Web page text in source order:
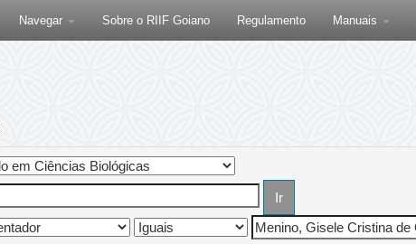
Navegar Sobre o RIIF Goiano Regulamento Manuais